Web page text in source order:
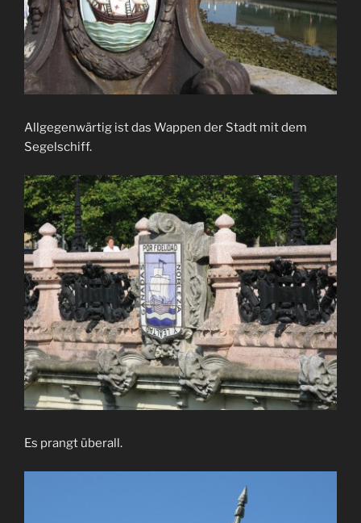
Allgegenwärtig ist das Wappen der Stadt mit dem
Segelschiff.
Es prangt überall.